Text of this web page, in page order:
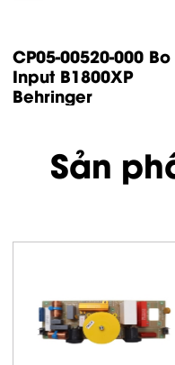
CP14-00447-000 Bo
control IP500
Turbsound
Sản